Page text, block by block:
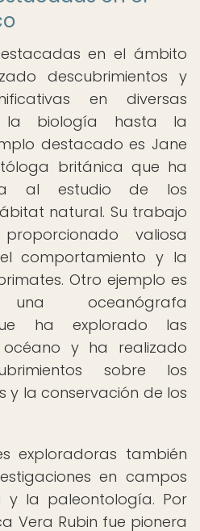
en el ámbito
descubrimientos y
en diversas
la biología hasta la
destacado es Jane
británica que ha
al estudio de los
natural. Su trabajo
valiosa
comportamiento y la
Otro ejemplo es
oceanógrafa
ha explorado las
y ha realizado
sobre los
y la conservación de los
exploradoras también
en campos
y la paleontología. Por
Vera Rubin fue pionera